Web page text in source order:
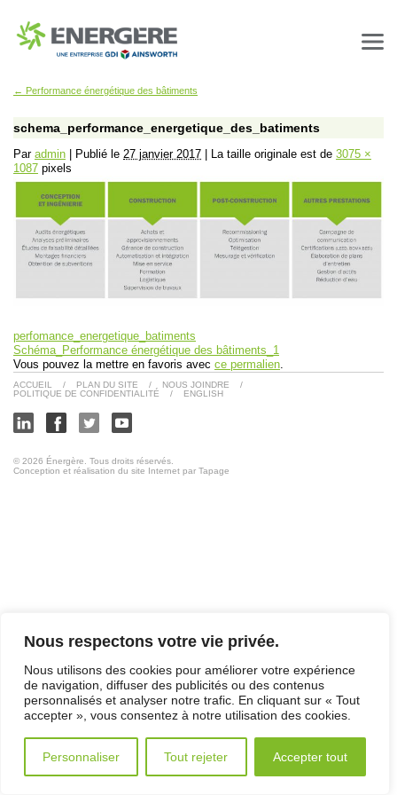
Nous respectons votre vie privée.
Nous utilisons des cookies pour améliorer votre expérience
de navigation, diffuser des publicités ou des contenus
personnalisés et analyser notre trafic. En cliquant sur « Tout
accepter », vous consentez à notre utilisation des cookies.
Personnaliser Tout rejeter Accepter tout
← Performance énergétique des bâtiments
schema_performance_energetique_des_batiments
Par admin Publié le 27 janvier 2017 La taille originale est de 3075 ×
1087 pixels
perfomance_energetique_batiments
Schéma_Performance énergétique des bâtiments_1
Vous pouvez la mettre en favoris avec ce permalien.
ACCUEIL / PLAN DU SITE / NOUS JOINDRE
/
POLITIQUE DE CONFIDENTIALITÉ
/ ENGLISH
© 2026 Énergère. Tous droits réservés.
Conception et réalisation du site Internet par Tapage